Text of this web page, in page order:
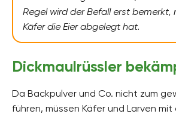
Regel wird der Befall erst bemerkt,
Käfer die Eier abgelegt hat.
Dickmaulrüssler
Da Backpulver und Co. nicht zum
führen, müssen Käfer und Larven mit